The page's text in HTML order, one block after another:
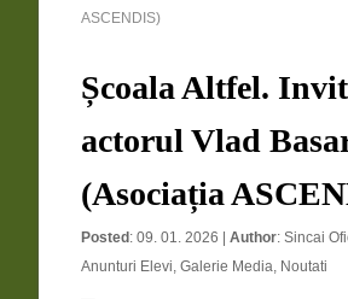
ASCENDIS)
Școala Altfel.
actorul Vlad
(Asociația
Posted : 09. 01. 2026 |Author:Sincai
Anunturi Elevi,Galerie Media, Noutati